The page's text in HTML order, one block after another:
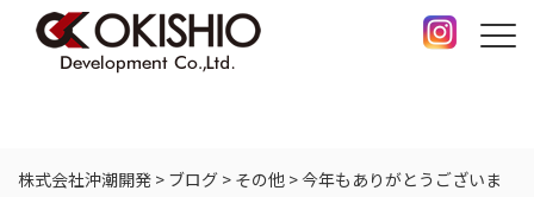
株式会社沖潮開発 > ブログ > その他 >今年もありがとうございま